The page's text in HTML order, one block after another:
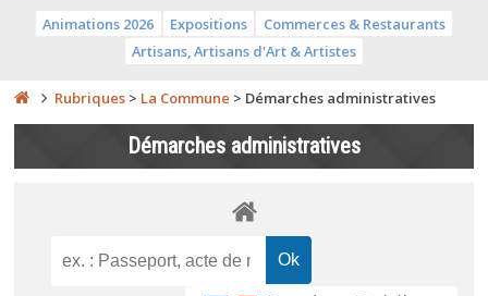
Animations 2026 Expositions
Commerces & Restaurants
Artisans, Artisans d'Art & Artistes
Rubriques > La Commune > Démarches administratives
Démarches administratives